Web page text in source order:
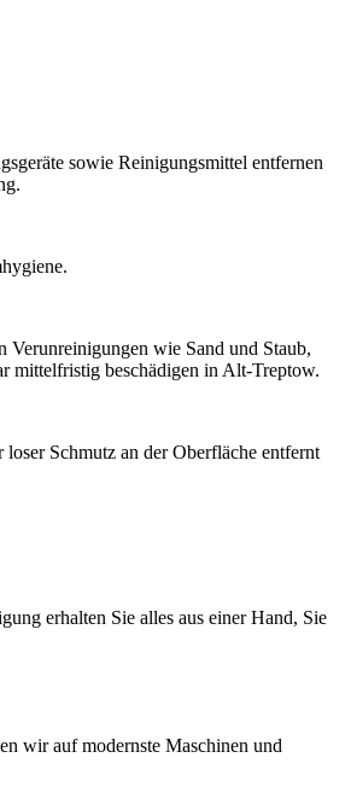
sowie Reinigungsmittel entfernen
wie Sand und Staub,
mittelfristig beschädigen in Alt-Treptow.
Schmutz an der Oberfläche entfernt
erhalten Sie alles aus einer Hand, Sie
wir auf modernste Maschinen und